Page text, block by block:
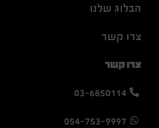
הבלוג שלנו
צרו קשר
צרו קשר
03-6850114
054-753-9997